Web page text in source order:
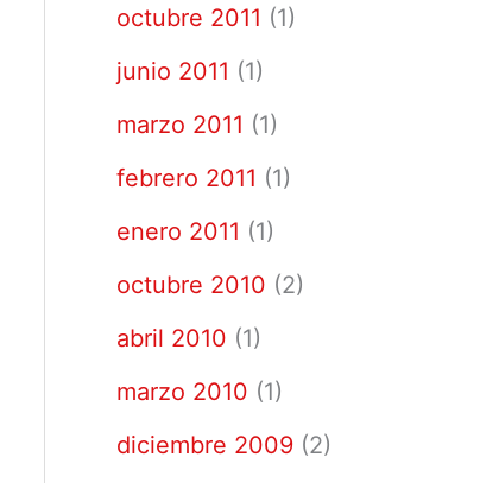
octubre 2011 (1)
junio 2011 (1)
marzo 2011 (1)
febrero 2011 (1)
enero 2011 (1)
octubre 2010 (2)
abril 2010 (1)
marzo 2010 (1)
diciembre 2009 (2)